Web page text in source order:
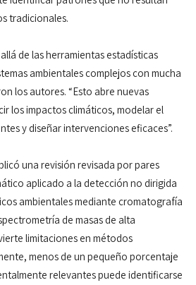
tradicionales.
de las herramientas estadísticas
ambientales complejos con mucha
los autores. “Esto abre nuevas
los impactos climáticos, modelar el
y diseñar intervenciones eficaces”.
una revisión revisada por pares
aplicado a la detección no dirigida
ambientales mediante cromatografía
de masas de alta
limitaciones en métodos
menos de un pequeño porcentaje
relevantes puede identificarse